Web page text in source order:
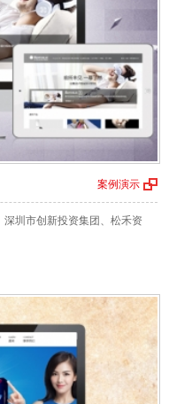
案例演示
圳市创新投资集团、松禾资